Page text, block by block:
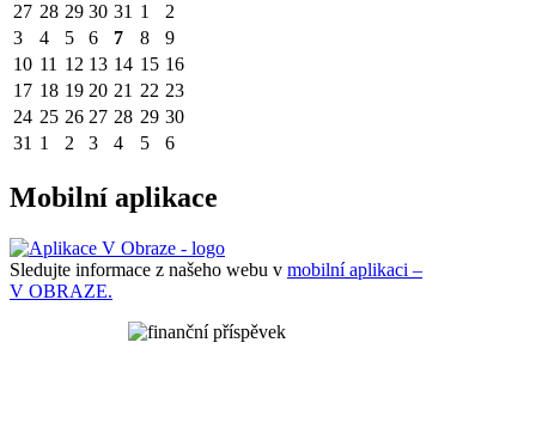
27 28 29 30 31 1
2
3
4 5 6 7 8
9
10 11 12 13 14 15 16
17 18 19 20 21 22 23
24 25 26 27 28 29 30
31 1 2 3 4 5 6
Mobilní aplikace
Sledujte informace z našeho webu v mobilní aplikaci –
V OBRAZE.